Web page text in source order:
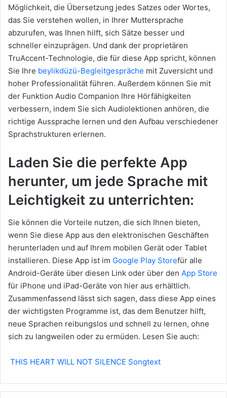
Möglichkeit, die Übersetzung jedes Satzes oder Wortes,
das Sie verstehen wollen, in Ihrer Muttersprache
abzurufen, was Ihnen hilft, sich Sätze besser und
schneller einzuprägen. Und dank der proprietären
TruAccent-Technologie, die für diese App spricht, können
Sie Ihre beylikdüzü-Begleitgespräche mit Zuversicht und
hoher Professionalität führen. Außerdem können Sie mit
der Funktion Audio Companion Ihre Hörfähigkeiten
verbessern, indem Sie sich Audiolektionen anhören, die
richtige Aussprache lernen und den Aufbau verschiedener
Sprachstrukturen erlernen.
Laden Sie die perfekte App
herunter, um jede Sprache mit
Leichtigkeit zu unterrichten:
Sie können die Vorteile nutzen, die sich Ihnen bieten,
wenn Sie diese App aus den elektronischen Geschäften
herunterladen und auf Ihrem mobilen Gerät oder Tablet
installieren. Diese App ist im Google Play Storefür alle
Android-Geräte über diesen Link oder über den App Store
für iPhone und iPad-Geräte von hier aus erhältlich.
Zusammenfassend lässt sich sagen, dass diese App eines
der wichtigsten Programme ist, das dem Benutzer hilft,
neue Sprachen reibungslos und schnell zu lernen, ohne
sich zu langweilen oder zu ermüden. Lesen Sie auch:
THIS HEART WILL NOT SILENCE Songtext